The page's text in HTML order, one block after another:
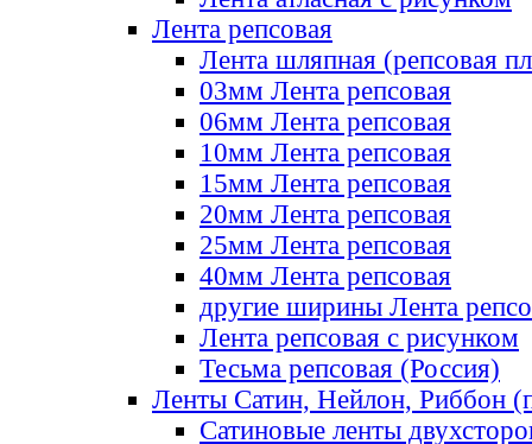
Лента репсовая
Лента шляпная (репсовая
03мм Лента репсовая
06мм Лента репсовая
10мм Лента репсовая
15мм Лента репсовая
20мм Лента репсовая
25мм Лента репсовая
40мм Лента репсовая
другие ширины Лента
Лента репсовая с рисунком
Тесьма репсовая (Россия)
Ленты Сатин, Нейлон, Риббон
Сатиновые ленты